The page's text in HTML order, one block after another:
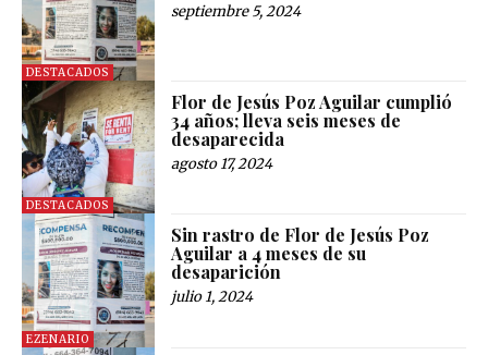
DESTACADOS
septiembre 5, 2024
DESTACADOS
Flor de Jesús Poz Aguilar cumplió
34 años; lleva seis meses de
desaparecida
agosto 17, 2024
EZENARIO
Sin rastro de Flor de Jesús Poz
Aguilar a 4 meses de su
desaparición
julio 1, 2024